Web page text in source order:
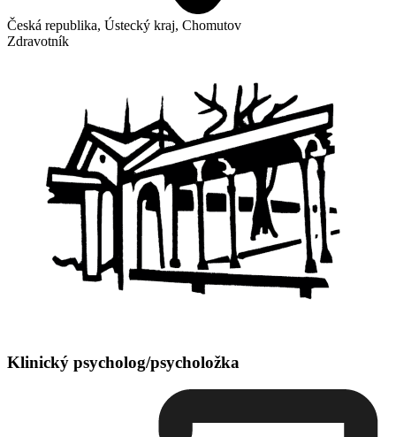
Česká republika, Ústecký kraj, Chomutov
Zdravotník
Klinický psycholog/psycholožka